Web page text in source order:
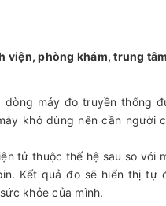
viện, phòng khám, trung
dòng máy đo truyền thống
khó dùng nên cần người
tử thuộc thế hệ sau so với
Kết quả đo sẽ hiển thị tự
khỏe của mình.